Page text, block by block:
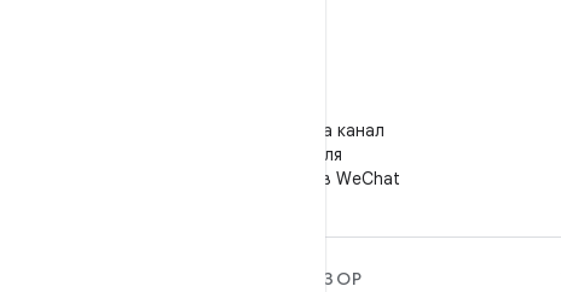
Подпишитесь на канал
"Android для
разработчиков" в WeChat
ОБЗОР